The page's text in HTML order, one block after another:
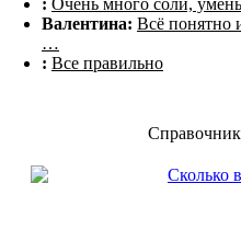
: Очень много соли,
Валентина: Всё понятно
…
: Все правильно
Сколько